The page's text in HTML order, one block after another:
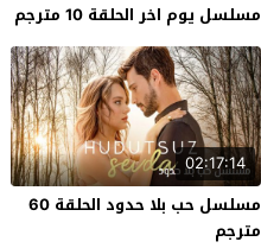
مسلسل يوم اخر الحلقة 10 مترجم
02:17:14
مسلسل حب بلا حدود الحلقة 60
مترجم